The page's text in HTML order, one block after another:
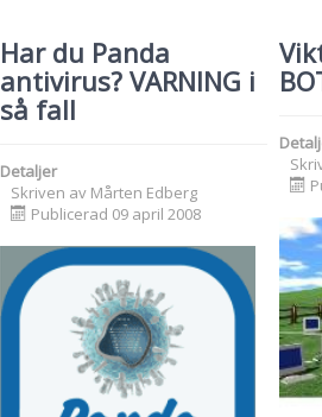
Har du Panda
antivirus? VARNING i
så fall
Detaljer
Skriven av Mårten Edberg
Publicerad 09 april 2008